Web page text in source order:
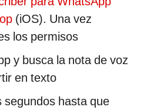
(iOS). Una vez
los permisos
y busca la nota de voz
en texto
segundos hasta que